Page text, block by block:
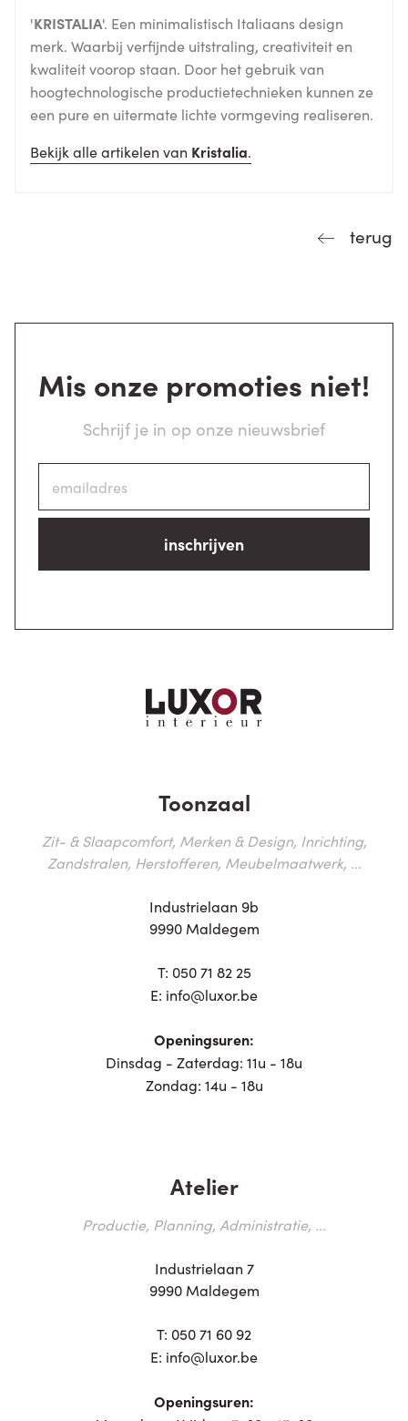
'KRISTALIA'. Een minimalistisch Italiaans design
merk. Waarbij verfijnde uitstraling, creativiteit en
kwaliteit voorop staan. Door het gebruik van
hoogtechnologische productietechnieken kunnen ze
een pure en uitermate lichte vormgeving realiseren.
Bekijk alle artikelen van Kristalia.
terug
Mis onze promoties niet!
Schrijf je in op onze nieuwsbrief
inschrijven
Toonzaal
Zit- & Slaapcomfort, Merken & Design, Inrichting,
Zandstralen, Herstofferen, Meubelmaatwerk, ...
Industrielaan 9b
9990 Maldegem
T: 050 71 82 25
E: info@luxor.be
Openingsuren:
Dinsdag - Zaterdag: 11u - 18u
Zondag: 14u - 18u
Atelier
Productie, Planning, Administratie, ...
Industrielaan 7
9990 Maldegem
T: 050 71 60 92
E: info@luxor.be
Openingsuren: